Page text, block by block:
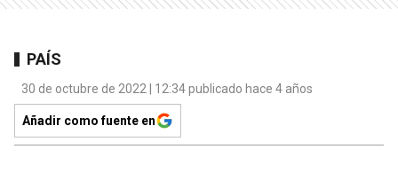
PAÍS
30 de octubre de 2022 | 12:34 publicado hace 4 años
Añadir como fuente en